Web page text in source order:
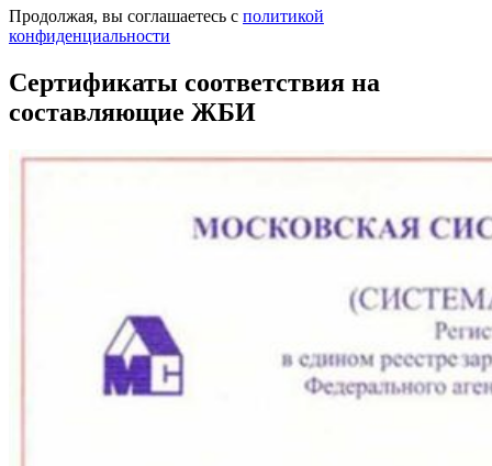
Продолжая, вы соглашаетесь с политикой
конфиденциальности
Сертификаты соответствия на
составляющие ЖБИ